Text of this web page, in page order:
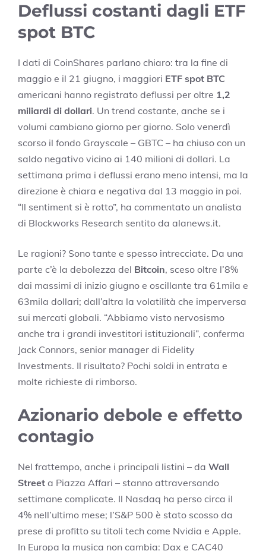
Deflussi costanti dagli ETF
spot BTC
I dati di CoinShares parlano chiaro: tra la fine di
maggio e il 21 giugno, i maggiori ETF spot BTC
americani hanno registrato deflussi per oltre 1,2
miliardi di dollari. Un trend costante, anche se i
volumi cambiano giorno per giorno. Solo venerdì
scorso il fondo Grayscale – GBTC – ha chiuso con un
saldo negativo vicino ai 140 milioni di dollari. La
settimana prima i deflussi erano meno intensi, ma la
direzione è chiara e negativa dal 13 maggio in poi.
“Il sentiment si è rotto”, ha commentato un analista
di Blockworks Research sentito da alanews.it.
Le ragioni? Sono tante e spesso intrecciate. Da una
parte c’è la debolezza del Bitcoin, sceso oltre l’8%
dai massimi di inizio giugno e oscillante tra 61mila e
63mila dollari; dall’altra la volatilità che imperversa
sui mercati globali. “Abbiamo visto nervosismo
anche tra i grandi investitori istituzionali”, conferma
Jack Connors, senior manager di Fidelity
Investments. Il risultato? Pochi soldi in entrata e
molte richieste di rimborso.
Azionario debole e effetto
contagio
Nel frattempo, anche i principali listini – da Wall
Street a Piazza Affari – stanno attraversando
settimane complicate. Il Nasdaq ha perso circa il
4% nell’ultimo mese; l’S&P 500 è stato scosso da
prese di profitto su titoli tech come Nvidia e Apple.
In Europa la musica non cambia: Dax e CAC40